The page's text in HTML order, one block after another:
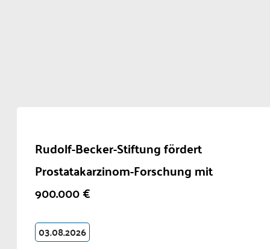
Rudolf-Becker-Stiftung fördert
Prostatakarzinom-Forschung mit
900.000 €
03.08.2026